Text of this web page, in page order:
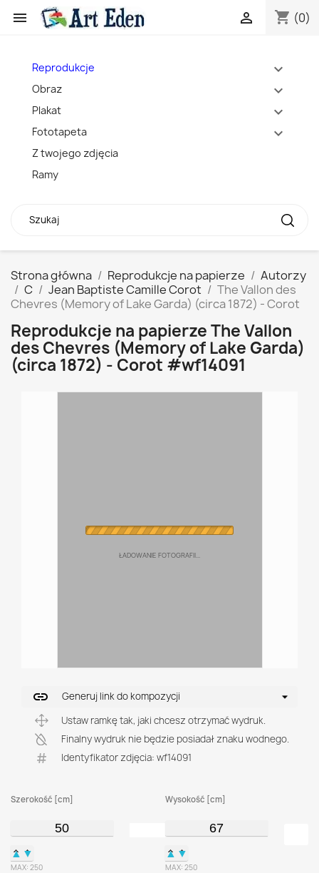
 shopping_cart (0)

expand_more
Reprodukcje
expand_more
Obraz
expand_more
Plakat
expand_more
Fototapeta
Z twojego zdjęcia
Ramy
Strona główna Reprodukcje na papierze
Autorzy
C
Jean Baptiste Camille Corot
The Vallon des
Chevres (Memory of Lake Garda) (circa 1872) - Corot
Reprodukcje na papierze The Vallon
des Chevres (Memory of Lake Garda)
(circa 1872) - Corot #wf14091
ŁADOWANIE FOTOGRAFII...
link
Generuj link do kompozycji
Ustaw ramkę tak, jaki chcesz otrzymać wydruk.
Finalny wydruk nie będzie posiadał znaku wodnego.
Identyfikator zdjęcia: wf14091
Szerokość [cm]
▲ ▼
MAX: 250
Wysokość [cm]
▲ ▼
MAX: 250